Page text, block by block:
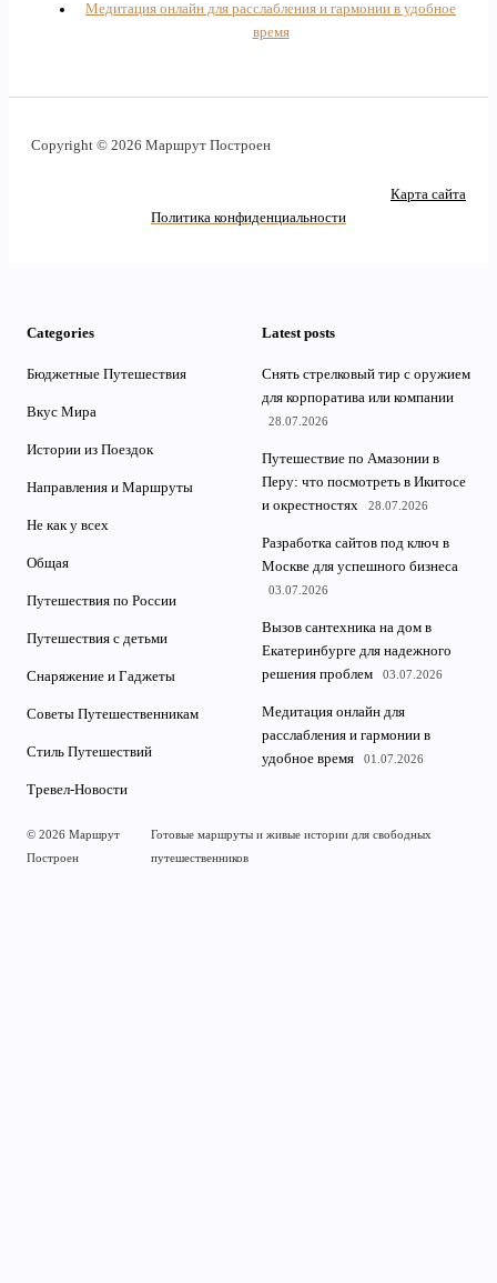
Медитация онлайн для расслабления и гармонии в удобное
время
Copyright © 2026 Маршрут Построен
Карта сайта
Политика конфиденциальности
Categories
Бюджетные Путешествия
Вкус Мира
Истории из Поездок
Направления и Маршруты
Не как у всех
Общая
Путешествия по России
Путешествия с детьми
Снаряжение и Гаджеты
Советы Путешественникам
Стиль Путешествий
Тревел-Новости
Latest posts
Снять стрелковый тир с оружием
для корпоратива или компании
28.07.2026
Путешествие по Амазонии в
Перу: что посмотреть в Икитосе
и окрестностях
28.07.2026
Разработка сайтов под ключ в
Москве для успешного бизнеса
03.07.2026
Вызов сантехника на дом в
Екатеринбурге для надежного
решения проблем
03.07.2026
Медитация онлайн для
расслабления и гармонии в
удобное время
01.07.2026
© 2026 Маршрут
Построен
Готовые маршруты и живые истории для свободных
путешественников